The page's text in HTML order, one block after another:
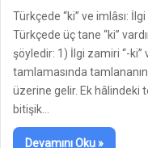
Türkçede “ki” ve imlâsı:
Türkçede üç tane “ki”
şöyledir: 1) İlgi zamiri “-ki”
tamlamasında
üzerine gelir. Ek hâlindeki
bitişik…
Devamını Oku »